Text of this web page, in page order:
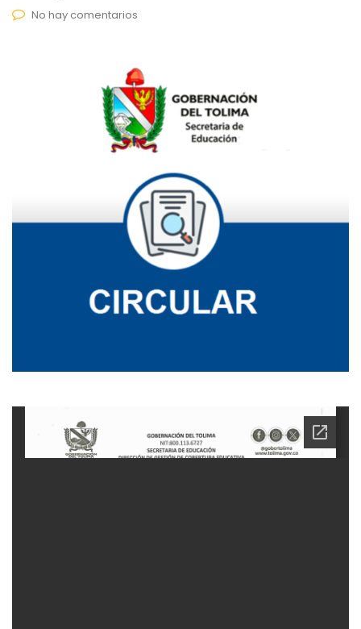
No hay comentarios